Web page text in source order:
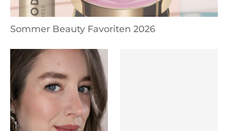
Sommer Beauty Favoriten 2026